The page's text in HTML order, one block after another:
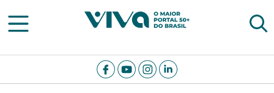
Viva Notícias